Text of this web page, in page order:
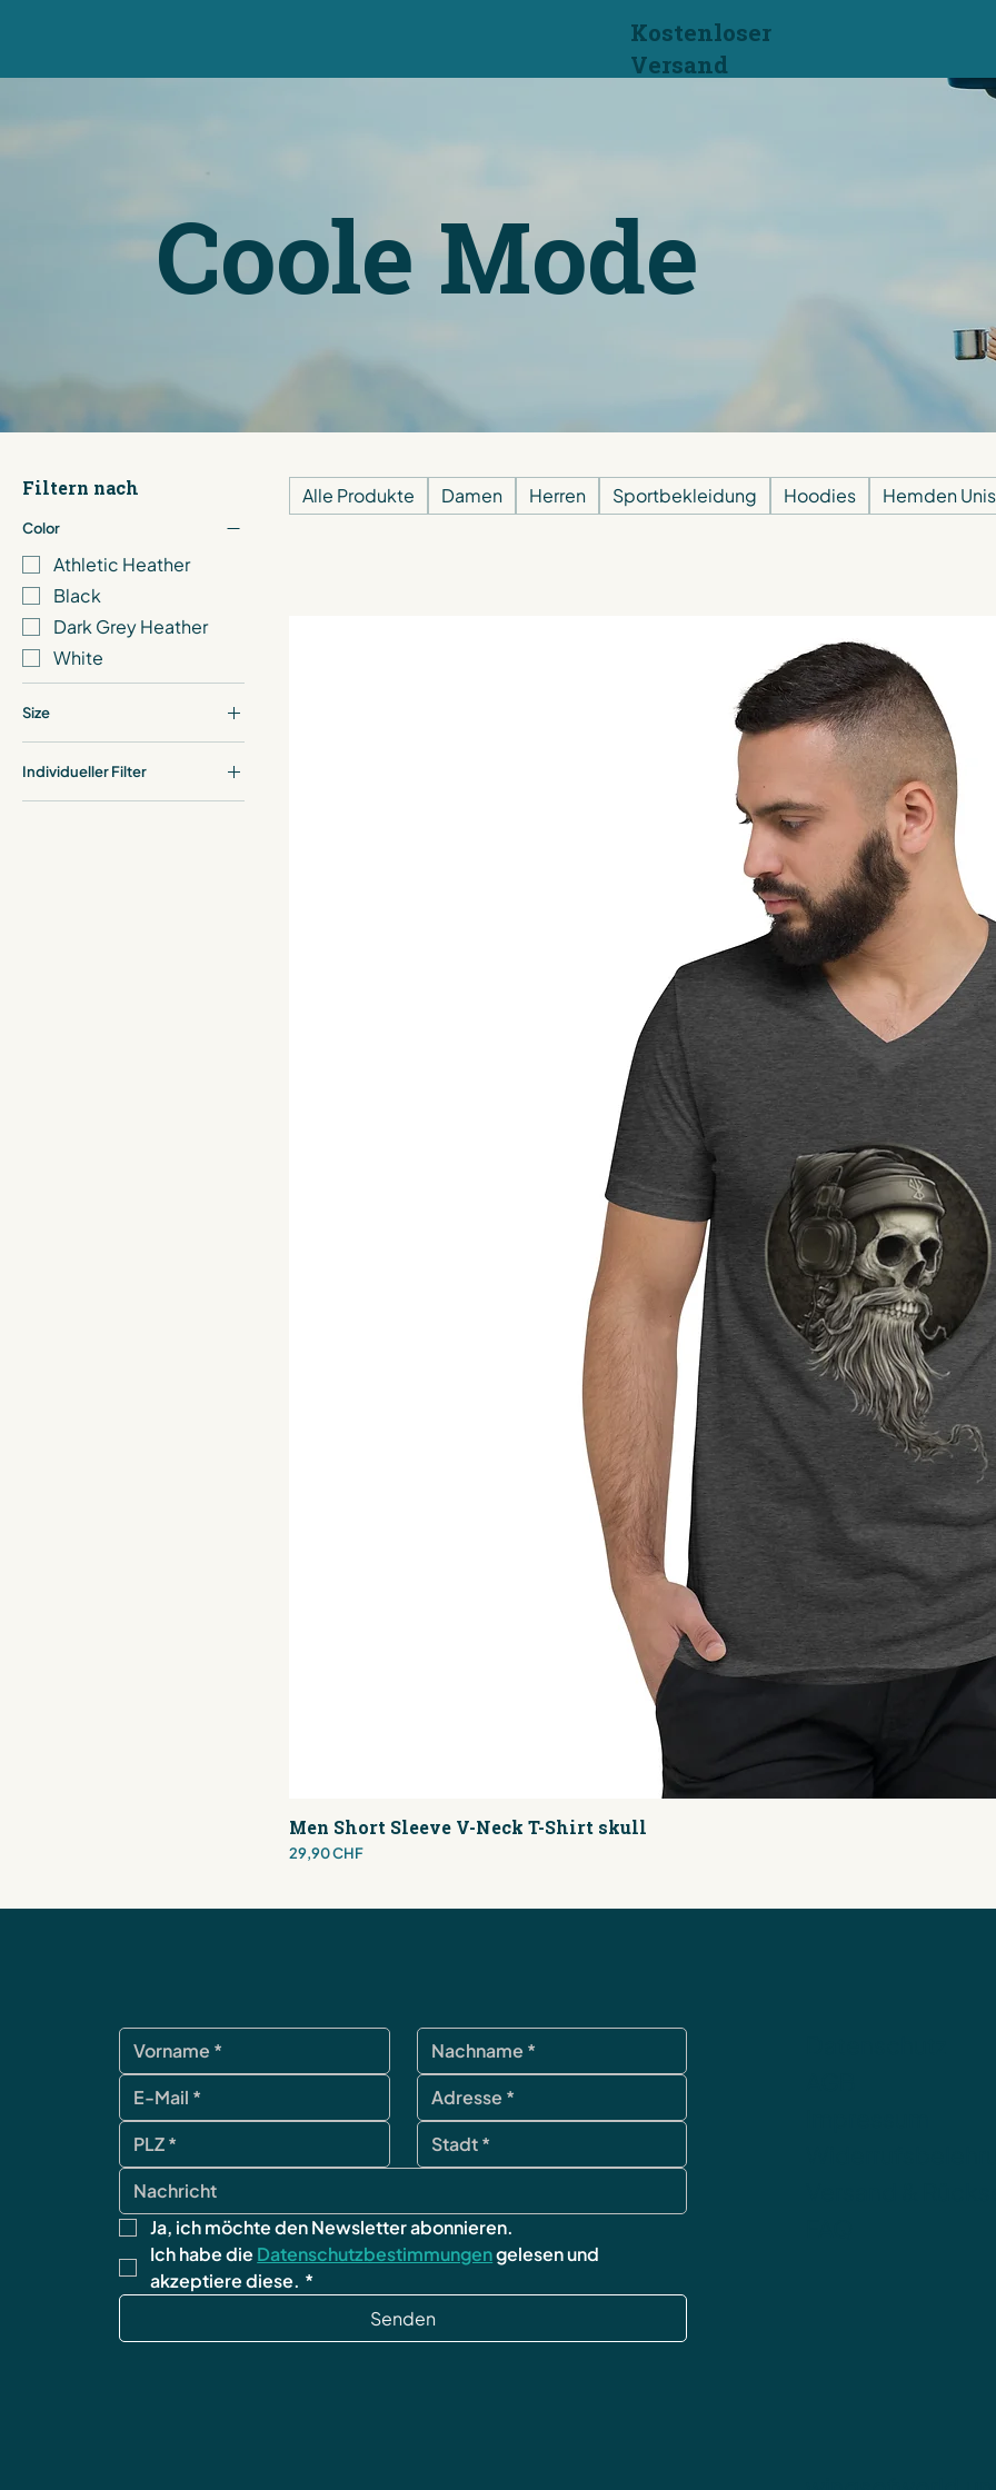
Kostenloser
Versand
Coole Mode
Filtern nach
Color
Athletic Heather
Black
Dark Grey Heather
White
Size
2XL
L
Individueller Filter
Herren
Alle Produkte Damen Herren Sportbekleidung Hoodies Hemden
Men Short Sleeve V-Neck T-Shirt skull
Preis
29,90 CHF
Ja, ich möchte den Newsletter abonnieren.
Ich habe die Datenschutzbestimmungen gelesen und
akzeptiere diese. *
Senden